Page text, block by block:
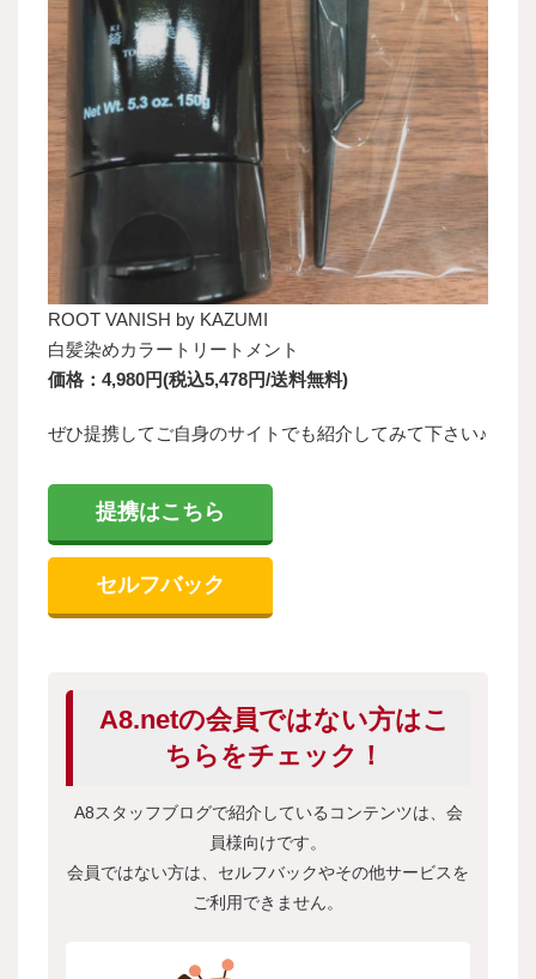
ROOT VANISH by KAZUMI
白髪染めカラートリートメント
価格：4,980円(税込5,478円/送料無料)
ぜひ提携してご自身のサイトでも紹介してみて下さい♪
提携はこちら
セルフバック
A8.netの会員ではない方はこ
ちらをチェック！
A8スタッフブログで紹介しているコンテンツは、会
員様向けです。
会員ではない方は、セルフバックやその他サービスを
ご利用できません。